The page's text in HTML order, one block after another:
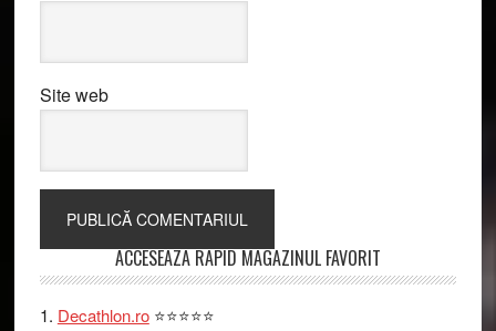
Site web
Primary
Sidebar
ACCESEAZA RAPID MAGAZINUL FAVORIT
Decathlon.ro⭐⭐⭐⭐⭐